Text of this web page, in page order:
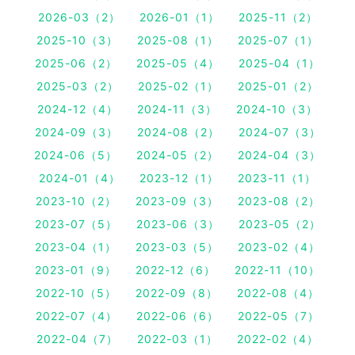
2026-03（2）
2026-01（1）
2025-11（2）
2025-10（3）
2025-08（1）
2025-07（1）
2025-06（2）
2025-05（4）
2025-04（1）
2025-03（2）
2025-02（1）
2025-01（2）
2024-12（4）
2024-11（3）
2024-10（3）
2024-09（3）
2024-08（2）
2024-07（3）
2024-06（5）
2024-05（2）
2024-04（3）
2024-01（4）
2023-12（1）
2023-11（1）
2023-10（2）
2023-09（3）
2023-08（2）
2023-07（5）
2023-06（3）
2023-05（2）
2023-04（1）
2023-03（5）
2023-02（4）
2023-01（9）
2022-12（6）
2022-11（10）
2022-10（5）
2022-09（8）
2022-08（4）
2022-07（4）
2022-06（6）
2022-05（7）
2022-04（7）
2022-03（1） 2022-02（4）